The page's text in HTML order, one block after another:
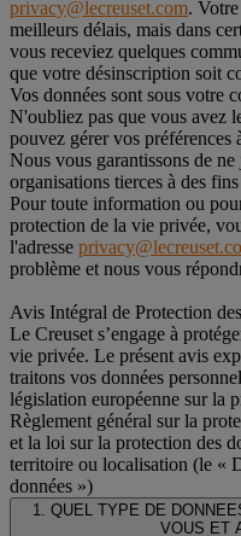
privacy@lecreuset.com.
meilleurs délais, mais dans
vous receviez quelques
que votre désinscription soit
Vos données sont sous votre
N'oubliez pas que vous avez
pouvez gérer vos préférences
Nous vous garantissons de
organisations tierces à des
Pour toute information ou
protection de la vie privée,
l'adresse
problème et nous vous
Avis Intégral de Protection
Le Creuset s’engage à
vie privée. Le présent avis
traitons vos données
législation européenne sur la
Règlement général sur la
et la loi sur la protection des
territoire ou localisation (le «
données »)
1. QUEL TYPE DE
VOUS ET